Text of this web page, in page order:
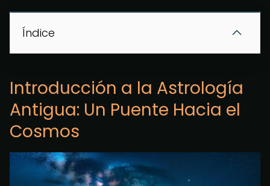
Índice
Introducción a la Astrología
Antigua: Un Puente Hacia el
Cosmos